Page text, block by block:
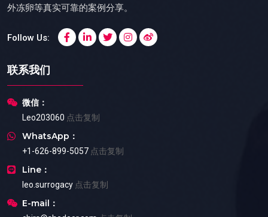
外冻卵等真实可靠的案例分享。
Follow Us:
联系我们
微信：
Leo203060 点击复制
WhatsApp：
+1-626-899-5057 点击复制
Line：
leo.surrogacy 点击复制
E-mail：